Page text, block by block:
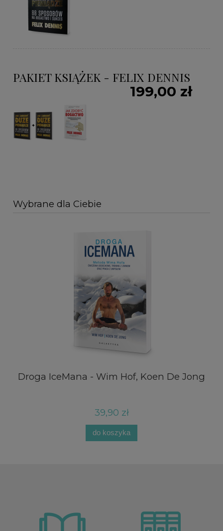
PAKIET KSIĄŻEK - FELIX DENNIS
199,00 zł
Wybrane dla Ciebie
Droga IceMana - Wim Hof, Koen De Jong
39,90 zł
do koszyka